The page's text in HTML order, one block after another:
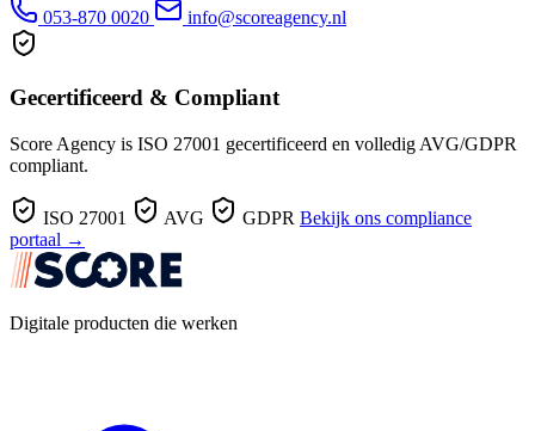
053-870 0020 info@scoreagency.nl
Gecertificeerd & Compliant
Score Agency is ISO 27001 gecertificeerd en volledig AVG/GDPR
compliant.
ISO 27001 AVG GDPR Bekijk ons compliance
portaal →
Digitale producten die werken